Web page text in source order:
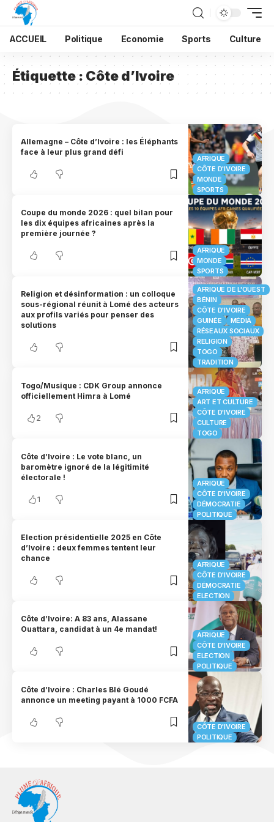
ACCUEIL Politique Economie Sports Culture
Étiquette : Côte d’Ivoire
AFRIQUE
CÔTE D'IVOIRE
MONDE
SPORTS
Allemagne – Côte d’Ivoire : les Éléphants
face à leur plus grand défi
AFRIQUE
MONDE
SPORTS
Coupe du monde 2026 : quel bilan pour
les dix équipes africaines après la
première journée ?
AFRIQUE DE L'OUEST
BÉNIN
CÔTE D'IVOIRE
GUINÉE
MÉDIA
RÉSEAUX SOCIAUX
RELIGION
TOGO
TRADITION
Religion et désinformation : un colloque
sous-régional réunit à Lomé des acteurs
aux profils variés pour penser des
solutions
AFRIQUE
ART ET CULTURE
CÔTE D'IVOIRE
CULTURE
TOGO
Togo/Musique : CDK Group annonce
officiellement Himra à Lomé
2
AFRIQUE
CÔTE D'IVOIRE
DÉMOCRATIE
POLITIQUE
Côte d’Ivoire : Le vote blanc, un
baromètre ignoré de la légitimité
électorale !
1
AFRIQUE
CÔTE D'IVOIRE
DÉMOCRATIE
ELECTION
Election présidentielle 2025 en Côte
d’Ivoire : deux femmes tentent leur
chance
AFRIQUE
CÔTE D'IVOIRE
ELECTION
POLITIQUE
Côte d’Ivoire: A 83 ans, Alassane
Ouattara, candidat à un 4e mandat!
CÔTE D'IVOIRE
POLITIQUE
Côte d’Ivoire : Charles Blé Goudé
annonce un meeting payant à 1000 FCFA